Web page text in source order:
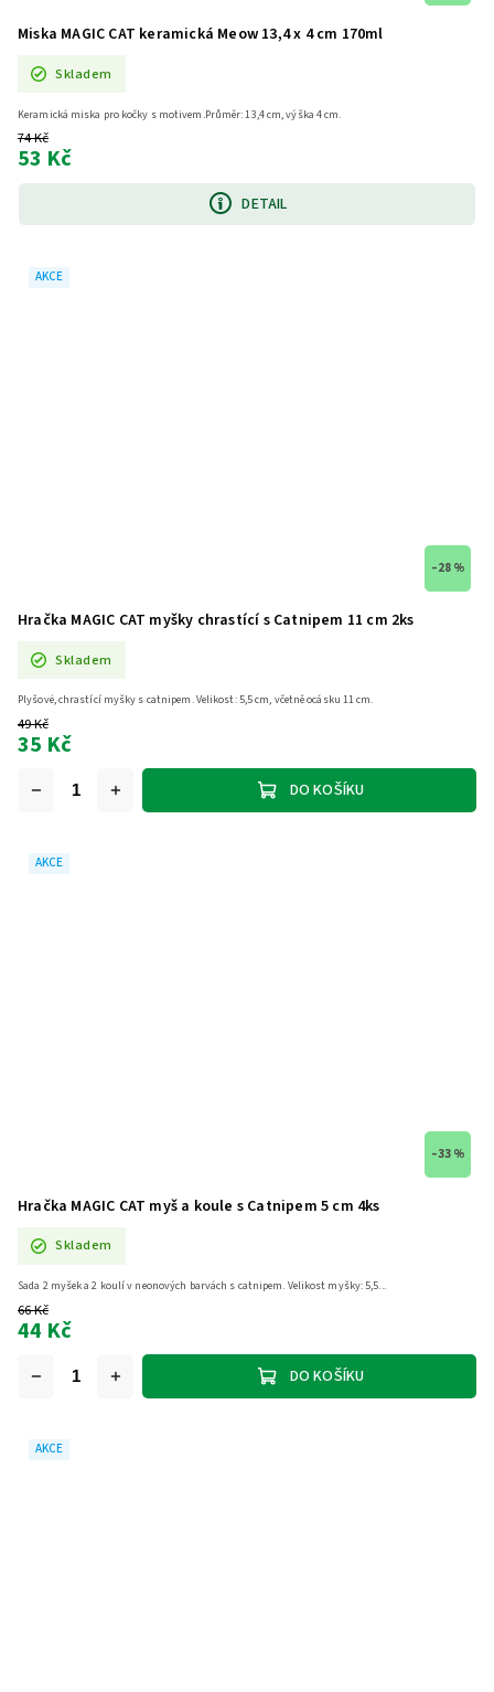
Miska MAGIC CAT keramická Meow 13,4 x 4 cm 170ml
Skladem
74 Kč
53 Kč
DETAIL
Keramická miska pro kočky s motivem.Průměr: 13,4 cm, výška 4 cm.
AKCE
–28 %
Hračka MAGIC CAT myšky chrastící s Catnipem 11 cm 2ks
Skladem
49 Kč
35 Kč
DO KOŠÍKU
Plyšové, chrastící myšky s catnipem. Velikost: 5,5 cm, včetně ocásku 11 cm.
AKCE
–33 %
Hračka MAGIC CAT myš a koule s Catnipem 5 cm 4ks
Skladem
66 Kč
44 Kč
DO KOŠÍKU
Sada 2 myšek a 2 koulí v neonových barvách s catnipem. Velikost myšky: 5,5...
AKCE